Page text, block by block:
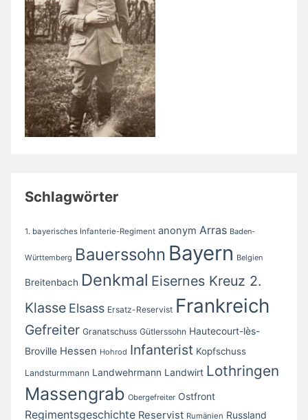
Schlagwörter
1. bayerisches Infanterie-Regiment anonym Arras Baden-
Württemberg Bauerssohn Bayern Belgien
Breitenbach Denkmal Eisernes Kreuz 2.
Klasse Elsass Ersatz-Reservist Frankreich
Gefreiter Granatschuss Gütlerssohn Hautecourt-lès-
Broville Hessen Hohrod Infanterist Kopfschuss
Landsturmmann Landwehrmann Landwirt Lothringen
Massengrab Obergefreiter Ostfront
Regimentsgeschichte Reservist Rumänien Russland